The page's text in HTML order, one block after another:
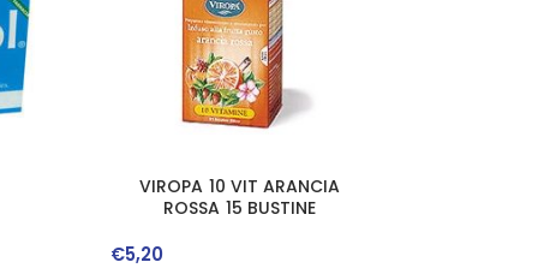
VIROPA 10 VIT ARANCIA
ROSSA 15 BUSTINE
€5,20